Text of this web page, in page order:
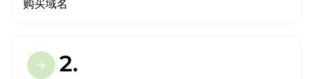
购买域名
arrow_forward 2.